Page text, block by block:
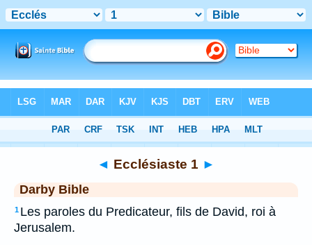
> Ecclésiaste 1
◄ Ecclésiaste 1 ►
Darby Bible
1 Les paroles du Predicateur, fils de David, roi à
Jerusalem.